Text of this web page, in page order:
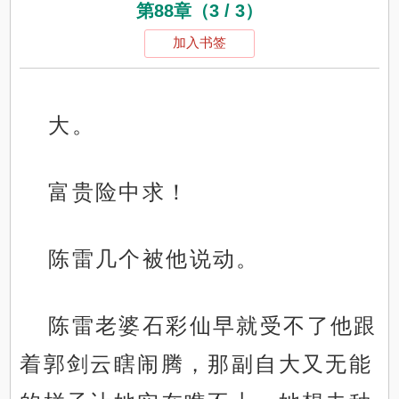
第88章（3 / 3）
加入书签
大。
富贵险中求！
陈雷几个被他说动。
陈雷老婆石彩仙早就受不了他跟
着郭剑云瞎闹腾，那副自大又无能